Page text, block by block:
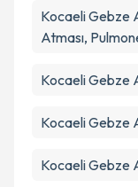
Kocaeli Gebze
Atması,
Kocaeli Gebze
Kocaeli Gebze
Kocaeli Gebze